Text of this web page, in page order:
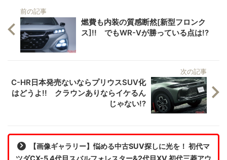
前の記事
燃費も内装の質感断然[新型フロンク
ス]!! でもWR-Vが勝っている点は!?
次の記事
C-HR日本発売ないならプリウスSUV化
はどうよ!! クラウンありならイケるん
じゃない!?
【画像ギャラリー】悩める中古SUV探しに光を！ 初代マ